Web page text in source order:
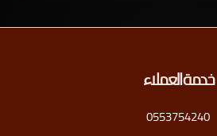
خدمة العملاء
0553754240